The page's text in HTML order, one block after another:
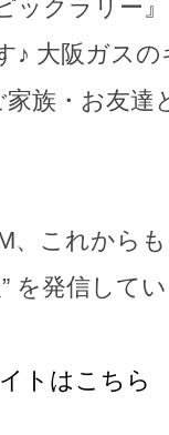
ックラリー
♪ 大阪ガスの
族・お友
、これから
を発信して
トはこちら